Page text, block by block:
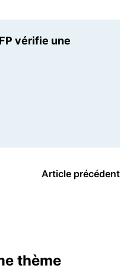
vérifie une
Article précédent
thème